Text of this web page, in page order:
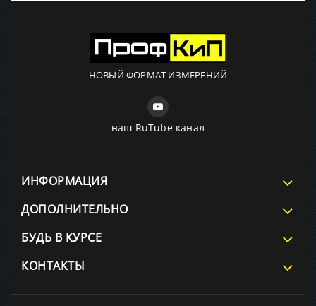
НОВЫЙ ФОРМАТ ИЗМЕРЕНИЙ
наш RuTube канал
ИНФОРМАЦИЯ
ДОПОЛНИТЕЛЬНО
БУДЬ В КУРСЕ
КОНТАКТЫ